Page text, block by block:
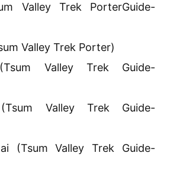
Valley Trek PorterGuide-
Valley Trek Porter)
Valley Trek Guide-
Valley Trek Guide-
(Tsum Valley Trek Guide-